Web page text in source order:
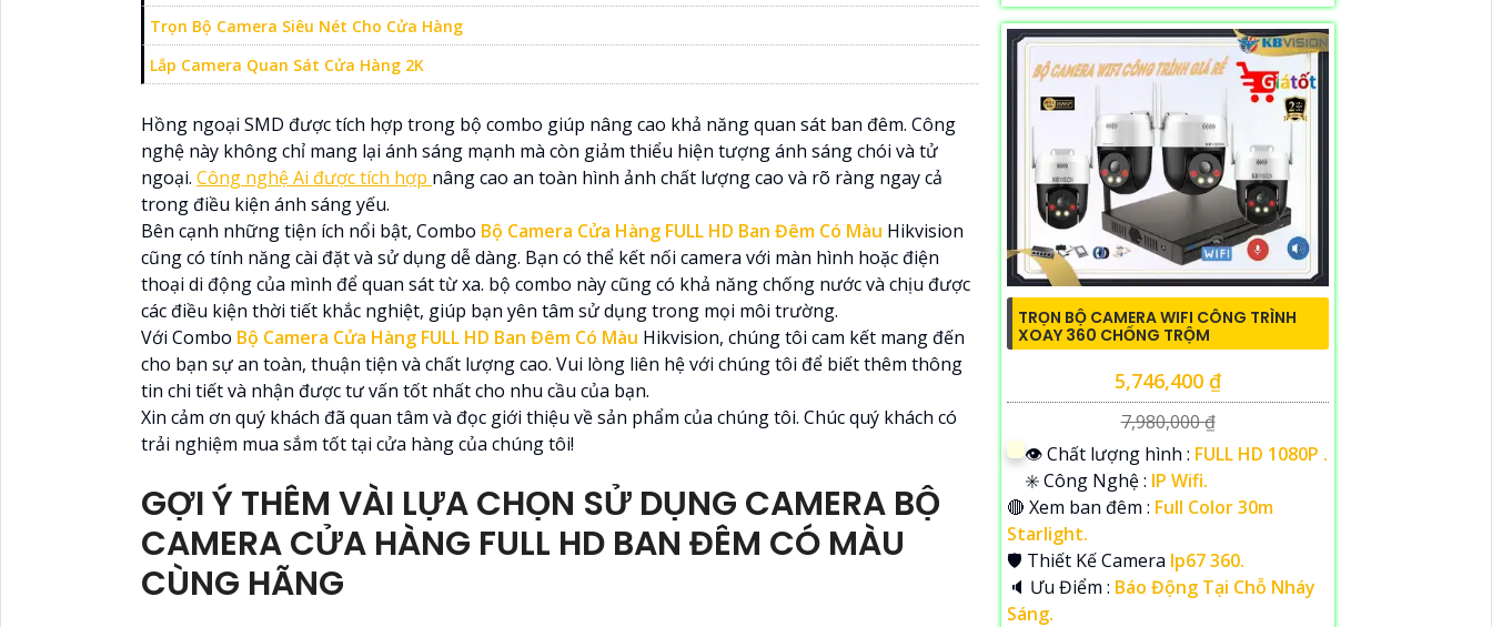
Trọn Bộ Camera Siêu Nét Cho Cửa Hàng
Lắp Camera Quan Sát Cửa Hàng 2K
Hồng ngoại SMD được tích hợp trong bộ combo giúp nâng cao khả năng quan sát ban đêm. Công
nghệ này không chỉ mang lại ánh sáng mạnh mà còn giảm thiểu hiện tượng ánh sáng chói và tử
ngoại. Công nghệ Ai được tích hợp nâng cao an toàn hình ảnh chất lượng cao và rõ ràng ngay cả
trong điều kiện ánh sáng yếu.
Bên cạnh những tiện ích nổi bật, Combo Bộ Camera Cửa Hàng FULL HD Ban Đêm Có Màu Hikvision
cũng có tính năng cài đặt và sử dụng dễ dàng. Bạn có thể kết nối camera với màn hình hoặc điện
thoại di động của mình để quan sát từ xa. bộ combo này cũng có khả năng chống nước và chịu được
các điều kiện thời tiết khắc nghiệt, giúp bạn yên tâm sử dụng trong mọi môi trường.
Với Combo Bộ Camera Cửa Hàng FULL HD Ban Đêm Có Màu Hikvision, chúng tôi cam kết mang đến
cho bạn sự an toàn, thuận tiện và chất lượng cao. Vui lòng liên hệ với chúng tôi để biết thêm thông
tin chi tiết và nhận được tư vấn tốt nhất cho nhu cầu của bạn.
Xin cảm ơn quý khách đã quan tâm và đọc giới thiệu về sản phẩm của chúng tôi. Chúc quý khách có
trải nghiệm mua sắm tốt tại cửa hàng của chúng tôi!
GỢI Ý THÊM VÀI LỰA CHỌN SỬ DỤNG CAMERA BỘ
CAMERA CỬA HÀNG FULL HD BAN ĐÊM CÓ MÀU
CÙNG HÃNG
TRỌN BỘ CAMERA WIFI CÔNG TRÌNH
XOAY 360 CHỐNG TRỘM
5,746,400 ₫
7,980,000 ₫
👁 Chất lượng hình : FULL HD 1080P .
✳️ Công Nghệ : IP Wifi.
🔴 Xem ban đêm : Full Color 30m
Starlight.
🛡 Thiết Kế Camera Ip67 360.
️🔈 Ưu Điểm : Báo Động Tại Chỗ Nháy
Sáng.